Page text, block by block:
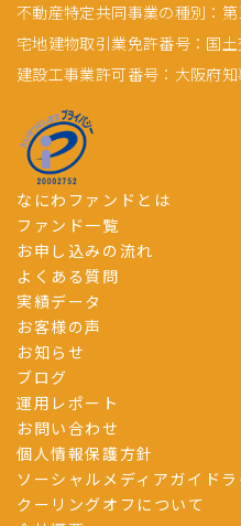
不動産特定共同事業の種別：
宅地建物取引業免許番号：国
建設工事業許可番号：大阪府
なにわファンドとは
ファンド一覧
お申し込みの流れ
よくある質問
実績データ
お客様の声
お知らせ
ブログ
運用レポート
お問い合わせ
個人情報保護方針
ソーシャルメディアガイドラ
クーリングオフについて